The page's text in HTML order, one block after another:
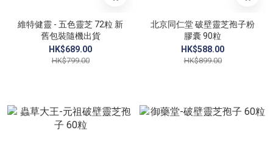
維特健靈 - 五色靈芝 72粒 新
舊包裝隨機出貨
HK$689.00
HK$799.00
北京同仁堂 破壁靈芝孢子粉
膠囊 90粒
HK$588.00
HK$899.00